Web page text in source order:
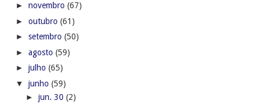
► novembro (67)
► outubro (61)
► setembro (50)
► agosto (59)
► julho (65)
▼ junho (59)
► jun. 30 (2)